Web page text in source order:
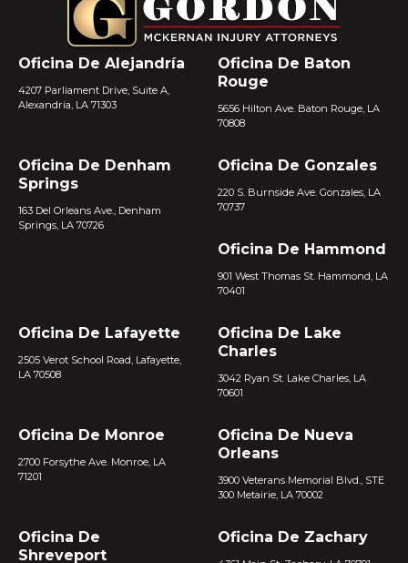
Oficina De Alejandría
4207 Parliament Drive, Suite A,
Alexandria, LA 71303
Oficina De Baton
Rouge
5656 Hilton Ave. Baton Rouge, LA
70808
Oficina De Denham
Springs
163 Del Orleans Ave., Denham
Springs, LA 70726
Oficina De Gonzales
220 S. Burnside Ave. Gonzales, LA
70737
Oficina De Hammond
901 West Thomas St. Hammond, LA
70401
Oficina De Lafayette
2505 Verot School Road, Lafayette,
LA 70508
Oficina De Lake
Charles
3042 Ryan St. Lake Charles, LA
70601
Oficina De Monroe
2700 Forsythe Ave. Monroe, LA
71201
Oficina De Nueva
Orleans
3900 Veterans Memorial Blvd., STE
300 Metairie, LA 70002
Oficina De
Shreveport
Oficina De Zachary